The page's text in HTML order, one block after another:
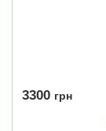
3300 грн